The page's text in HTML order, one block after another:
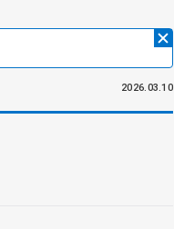
2026.03.10